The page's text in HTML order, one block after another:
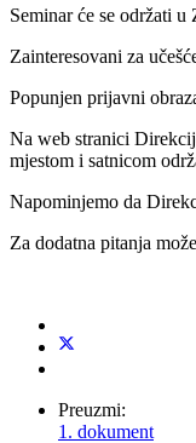
Seminar će se održati
Zainteresovani za
Popunjen prijavni
Na web stranici
mjestom i satnicom
Napominjemo da
Za dodatna pitanja
Preuzmi:
1. dokument